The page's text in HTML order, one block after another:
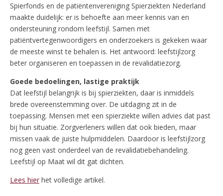
Spierfonds en de patiëntenvereniging Spierziekten Nederland
maakte duidelijk: er is behoefte aan meer kennis van en
ondersteuning rondom leefstijl. Samen met
patiëntvertegenwoordigers en onderzoekers is gekeken waar
de meeste winst te behalen is. Het antwoord: leefstijlzorg
beter organiseren en toepassen in de revalidatiezorg.
Goede bedoelingen, lastige praktijk
Dat leefstijl belangrijk is bij spierziekten, daar is inmiddels
brede overeenstemming over. De uitdaging zit in de
toepassing. Mensen met een spierziekte willen advies dat past
bij hun situatie. Zorgverleners willen dat ook bieden, maar
missen vaak de juiste hulpmiddelen. Daardoor is leefstijlzorg
nog geen vast onderdeel van de revalidatiebehandeling.
Leefstijl op Maat wil dit gat dichten.
Lees hier het volledige artikel.